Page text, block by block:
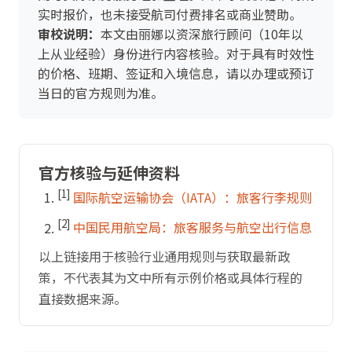
实时报价，也未接受航司付费排名或商业赞助。
审校说明： 本文由丽娜以资深旅行顾问（10年以
上从业经验）身份进行内容核验。对于具有时效性
的价格、班期、签证和入境信息，请以办理或预订
当日的官方规则为准。
官方核验与延伸资料
[1] 国际航空运输协会（IATA）：旅客行李规则
[2] 中国民用航空局：旅客服务与航空出行信息
以上链接用于核验行业通用规则与获取最新政
策，不代表其为文中所有示例价格或具体行程的
直接数据来源。